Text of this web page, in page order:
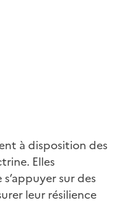
à disposition des
Elles
sur des
leur résilience